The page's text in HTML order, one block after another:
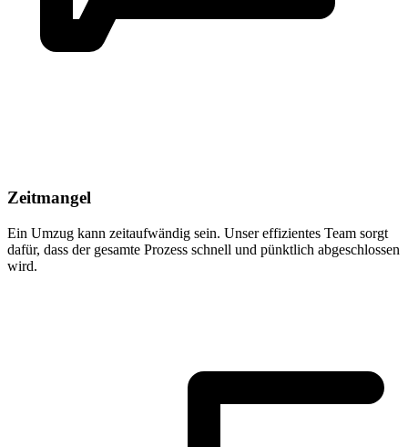
Zeitmangel
Ein Umzug kann zeitaufwändig sein. Unser effizientes Team sorgt
dafür, dass der gesamte Prozess schnell und pünktlich abgeschlossen
wird.